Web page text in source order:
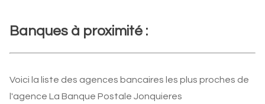
Banques à proximité :
Voici la liste des agences bancaires les plus proches de
l'agence La Banque Postale Jonquieres